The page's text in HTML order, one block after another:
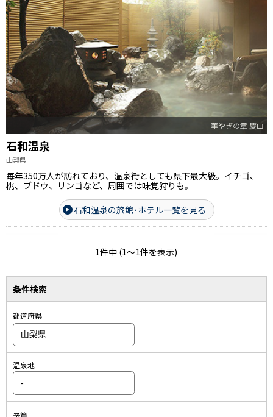
華やぎの章 慶山
石和温泉
山梨県
毎年350万人が訪れており、温泉街としても県下最大級。イチゴ、
桃、ブドウ、リンゴなど、周囲では味覚狩りも。
石和温泉の旅館･ホテル一覧を見る
1件中 (1～1件を表示)
条件検索
都道府県
温泉地